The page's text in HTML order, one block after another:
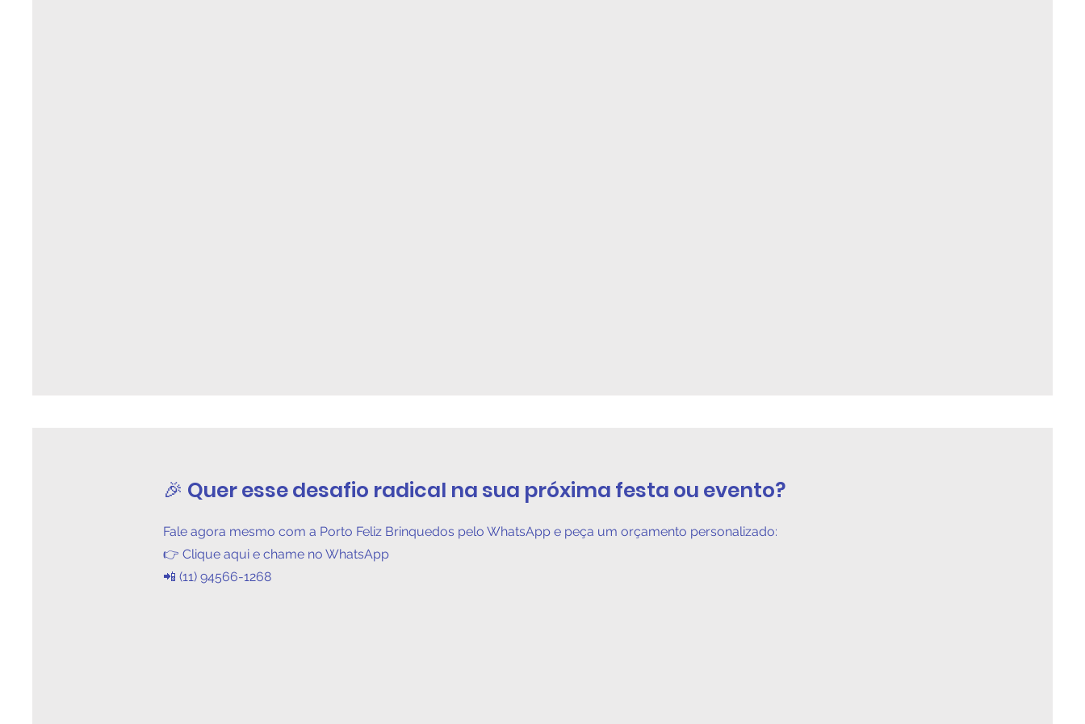
🎉 Quer esse desafio radical na sua próxima festa ou evento?
Fale agora mesmo com a Porto Feliz Brinquedos pelo WhatsApp e peça um orçamento personalizado:
👉 Clique aqui e chame no WhatsApp
📲 (11) 94566-1268